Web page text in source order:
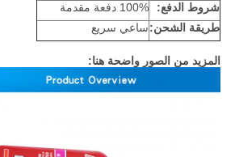
شروط الدفع:
100% دفعة مقدمة
طريقة الشحن:ساعي سريع
المزيد من الصور واضحة هنا: